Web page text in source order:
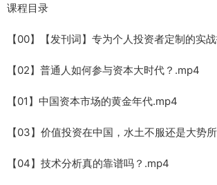
课程目录
【00】【发刊词】专为个人投资者定制的实
【02】普通人如何参与资本大时代？.mp4
【01】中国资本市场的黄金年代.mp4
【03】价值投资在中国，水土不服还是大势
【04】技术分析真的靠谱吗？.mp4